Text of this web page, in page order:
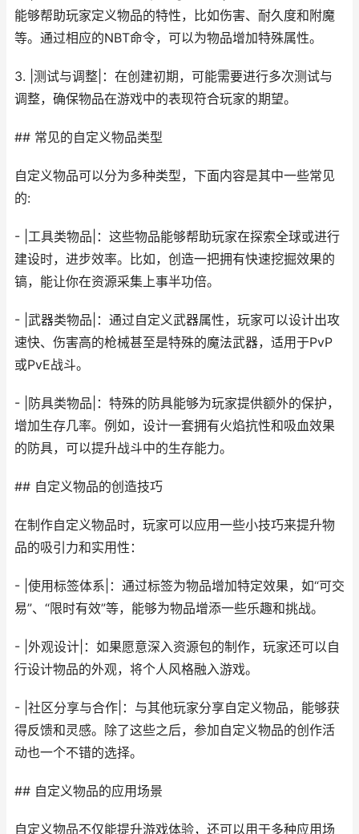
能够帮助玩家定义物品的特性，比如伤害、耐久度和附魔
等。通过相应的NBT命令，可以为物品增加特殊属性。
3. |测试与调整|：在创建初期，可能需要进行多次测试与
调整，确保物品在游戏中的表现符合玩家的期望。
## 常见的自定义物品类型
自定义物品可以分为多种类型，下面内容是其中一些常见
的:
- |工具类物品|：这些物品能够帮助玩家在探索全球或进行
建设时，进步效率。比如，创造一把拥有快速挖掘效果的
镐，能让你在资源采集上事半功倍。
- |武器类物品|：通过自定义武器属性，玩家可以设计出攻
速快、伤害高的枪械甚至是特殊的魔法武器，适用于PvP
或PvE战斗。
- |防具类物品|：特殊的防具能够为玩家提供额外的保护，
增加生存几率。例如，设计一套拥有火焰抗性和吸血效果
的防具，可以提升战斗中的生存能力。
## 自定义物品的创造技巧
在制作自定义物品时，玩家可以应用一些小技巧来提升物
品的吸引力和实用性：
- |使用标签体系|：通过标签为物品增加特定效果，如“可交
易”、“限时有效”等，能够为物品增添一些乐趣和挑战。
- |外观设计|：如果愿意深入资源包的制作，玩家还可以自
行设计物品的外观，将个人风格融入游戏。
- |社区分享与合作|：与其他玩家分享自定义物品，能够获
得反馈和灵感。除了这些之后，参加自定义物品的创作活
动也一个不错的选择。
## 自定义物品的应用场景
自定义物品不仅能提升游戏体验，还可以用于多种应用场